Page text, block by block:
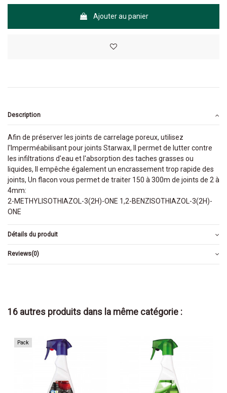
Ajouter au panier
Description
Afin de préserver les joints de carrelage poreux, utilisez
l'Imperméabilisant pour joints Starwax, Il permet de lutter contre
les infiltrations d'eau et l'absorption des taches grasses ou
liquides, Il empêche également un encrassement trop rapide des
joints, Un flacon vous permet de traiter 150 à 300m de joints de 2 à
4mm:
2-METHYLISOTHIAZOL-3(2H)-ONE 1,2-BENZISOTHIAZOL-3(2H)-
ONE
Détails du produit
Reviews(0)
16 autres produits dans la même catégorie :
Pack